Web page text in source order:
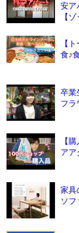
安ア
【
【
食♪
卒
フラ
【
ア
家
ソ